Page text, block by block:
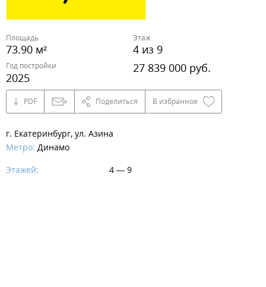
Площадь
73.90 м²
Этаж
4 из 9
Год постройки
2025
27 839 000 руб.
PDF Поделиться В избранное
г. Екатеринбург, ул. Азина
Метро: Динамо
Этажей:
4 — 9